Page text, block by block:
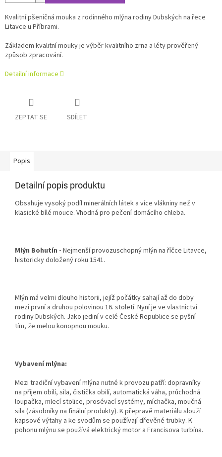
Kvalitní pšeničná mouka z rodinného mlýna rodiny Dubských na řece
Litavce u Příbrami.
Základem kvalitní mouky je výběr kvalitního zrna a léty prověřený
způsob zpracování.
Detailní informace
ZEPTAT SE SDÍLET
Popis
Detailní popis produktu
Obsahuje vysoký podíl minerálních látek a více vlákniny než v
klasické bílé mouce. Vhodná pro pečení domácího chleba.
Mlýn Bohutín - Nejmenší provozuschopný mlýn na říčce Litavce,
historicky doložený roku 1541.
Mlýn má velmi dlouho historii, jejíž počátky sahají až do doby
mezi první a druhou polovinou 16. století. Nyní je ve vlastnictví
rodiny Dubských. Jako jediní v celé České Republice se pyšní
tím, že melou konopnou mouku.
Vybavení mlýna:
Mezi tradiční vybavení mlýna nutné k provozu patří: dopravníky
na příjem obilí, sila, čistička obilí, automatická váha, průchodná
loupačka, mlecí stolice, prosévací systémy, míchačka, moučná
sila (zásobníky na finální produkty). K přepravě materiálu slouží
kapsové výtahy a ke svodům se používají dřevěné trubky. K
pohonu mlýnu se používá elektrický motor a Francisova turbína.